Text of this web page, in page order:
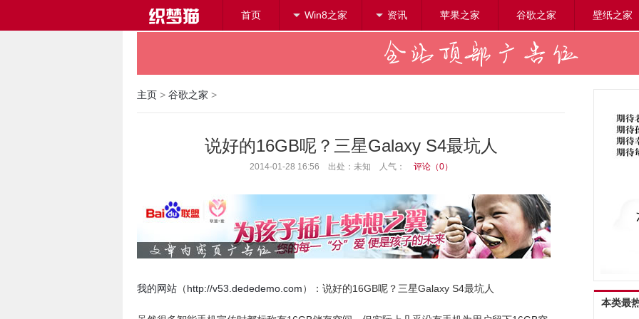
首页 Win8之家 资讯 苹果之家 谷歌之家 壁纸之家
阅读设置
主页 > 谷歌之家 >
说好的16GB呢？三星Galaxy S4最坑人
2014-01-28 16:56 出处：未知 人气： 评论（0）
我的网站 （http://v53.dededemo.com）：说好的16GB呢？三星Galaxy S4最坑人
本类最